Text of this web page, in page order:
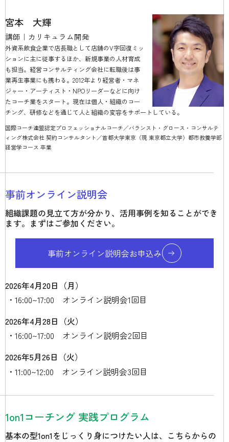
宮本 大輝
講師｜カリキュラム開発
外資系飲食企業で店長職として店舗のV字回復ミッ
ションに主に従事するほか、新規事業の人材育成
も担当。経営コンサルティング会社に転職後は事
業再生事業にも携わる。2012年より経営者・マネ
ジャー・アーティスト・NPOリーダーなどに向け
たコーチ業をスタート。現在は個人・組織のコー
チング、研修などを通じて人と組織の変容をサポートしている。
国際コーチ連盟認定プロフェッショナルコーチ／バランスト・グロース・コンサルテ
ィング株式会社 契約コンサルタント／首都大学東京（現 東京都立大学）都市教養学部
経営学コース 卒業
事前オンライン説明会
組織課題の見立て方が分かり、活用事例を知ることができ
ます。まずはご参加ください。
事前オンライン説明会お申込み
2026年4月20日（月）
16:00~17:00 オンライン説明会1回目
2026年4月28日（火）
16:00~17:00 オンライン説明会2回目
2026年5月26日（火）
11:00~12:00 オンライン説明会3回目
1on1コーチング 実践プログラム
基本の型1on1をじっくり身につけたい人は、こちらからの